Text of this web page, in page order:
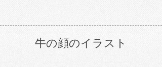
牛の顔のイラスト